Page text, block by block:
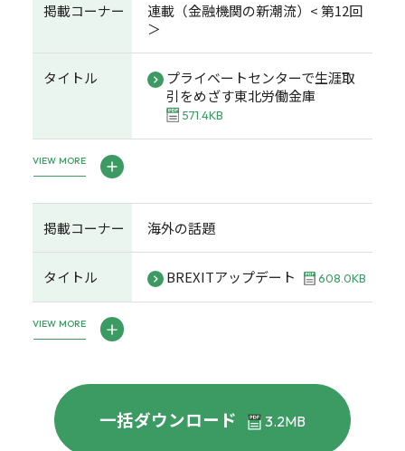
掲載コーナー
連載（金融機関の新潮流）< 第12回
＞
タイトル
プライベートセンターで生涯取
引をめざす東北労働金庫
571.4KB
VIEW MORE
掲載コーナー 海外の話題
タイトル BREXITアップデート 608.0KB
VIEW MORE
一括ダウンロード 3.2MB